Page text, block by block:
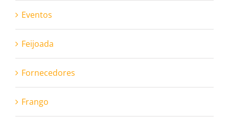
Eventos
Feijoada
Fornecedores
Frango